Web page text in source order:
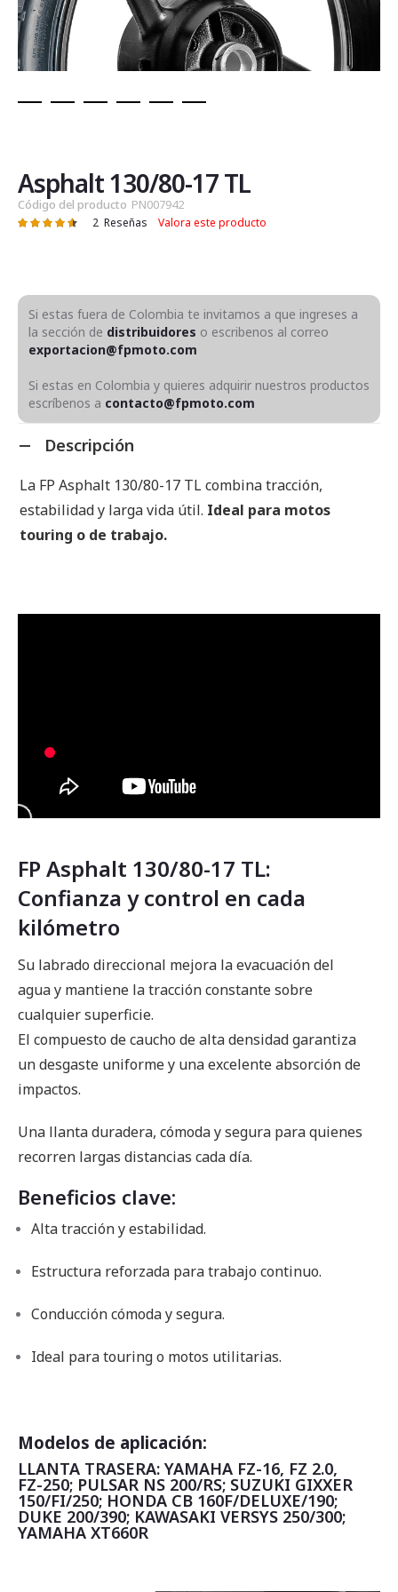
de
la
galería
de
Asphalt 130/80-17 TL
Código del producto PN007942
Valoración: 2 Reseñas Valora este producto
Si estas fuera de Colombia te invitamos a que ingreses a
la sección de distribuidores o escribenos al correo
exportacion@fpmoto.com
Si estas en Colombia y quieres adquirir nuestros productos
escríbenos a contacto@fpmoto.com
Descripción
La FP Asphalt 130/80-17 TL combina tracción,
estabilidad y larga vida útil. Ideal para motos
touring o de trabajo.
FP Asphalt 130/80-17 TL:
Confianza y control en cada
kilómetro
Su labrado direccional mejora la evacuación del
agua y mantiene la tracción constante sobre
cualquier superficie.
El compuesto de caucho de alta densidad garantiza
un desgaste uniforme y una excelente absorción de
impactos.
Una llanta duradera, cómoda y segura para quienes
recorren largas distancias cada día.
Beneficios clave:
Alta tracción y estabilidad.
Estructura reforzada para trabajo continuo.
Conducción cómoda y segura.
Ideal para touring o motos utilitarias.
Modelos de aplicación:
LLANTA TRASERA: YAMAHA FZ-16, FZ 2.0,
FZ-250; PULSAR NS 200/RS; SUZUKI GIXXER
150/FI/250; HONDA CB 160F/DELUXE/190;
DUKE 200/390; KAWASAKI VERSYS 250/300;
YAMAHA XT660R